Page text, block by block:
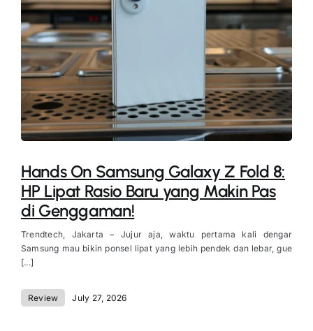
Hands On Samsung Galaxy Z Fold 8:
HP Lipat Rasio Baru yang Makin Pas
di Genggaman!
Trendtech, Jakarta – Jujur aja, waktu pertama kali dengar
Samsung mau bikin ponsel lipat yang lebih pendek dan lebar, gue
[...]
Review July 27, 2026